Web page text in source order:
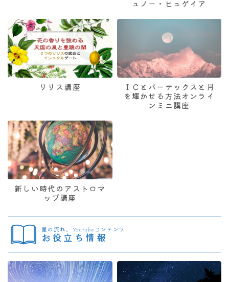
ュノー・ヒュゲイア
リリス講座
ＩＣとバーテックスと月
を輝かせる方法オンライ
ンミニ講座
新しい時代のアストロマ
ップ講座
星の流れ、Youtubeコンテンツ
お役立ち情報